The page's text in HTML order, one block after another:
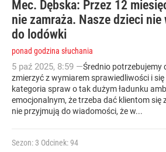
Mec. Dębska: Przez 12
nie zamraża. Nasze dzieci nie
do lodówki
ponad godzina słuchania
5 paź 2025, 8:59 —Średnio potrzebujemy
zmierzyć z wymiarem sprawiedliwości i
kategoria spraw o tak dużym ładunku
emocjonalnym, że trzeba dać klientom się
nie przyjmują do wiadomości, że w...
Sezon: 3 Odcinek: 94